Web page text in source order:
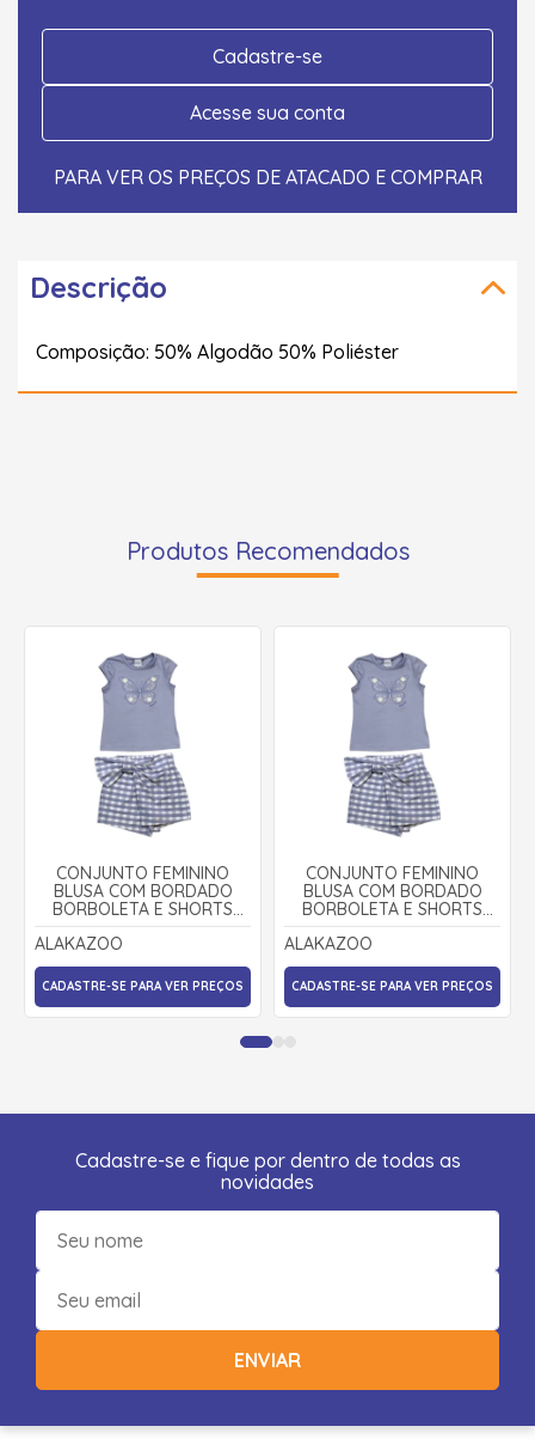
Cadastre-se
Acesse sua conta
PARA VER OS PREÇOS DE ATACADO E COMPRAR
Descrição
Composição: 50% Algodão 50% Poliéster
Produtos Recomendados
CONJUNTO FEMININO
BLUSA COM BORDADO
BORBOLETA E SHORTS
SAIA A0107 - ALAKAZOO
ALAKAZOO
CADASTRE-SE PARA VER PREÇOS
CONJUNTO FEMININO
BLUSA COM BORDADO
BORBOLETA E SHORTS
SAIA A0107 - ALAKAZOO
ALAKAZOO
CADASTRE-SE PARA VER PREÇOS
Cadastre-se e fique por dentro de todas as
novidades
ENVIAR